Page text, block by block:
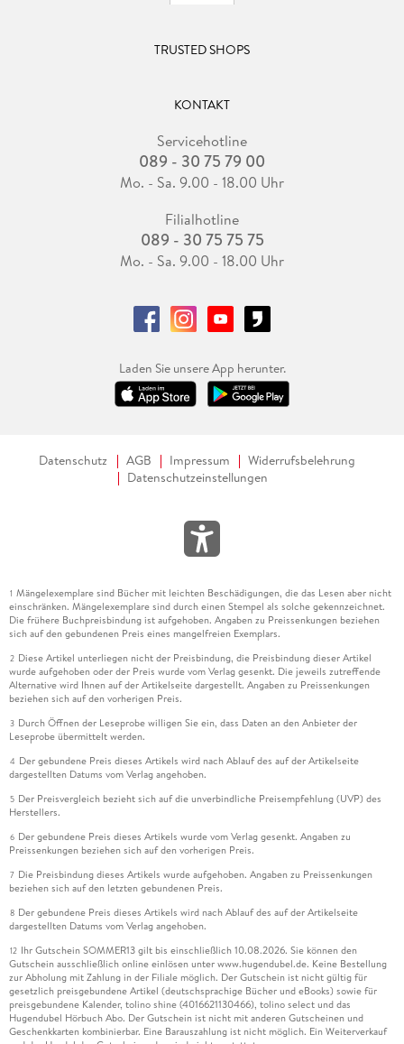
TRUSTED SHOPS
KONTAKT
Servicehotline
089 - 30 75 79 00
Mo. - Sa. 9.00 - 18.00 Uhr
Filialhotline
089 - 30 75 75 75
Mo. - Sa. 9.00 - 18.00 Uhr
Laden Sie unsere App herunter.
Datenschutz AGB Impressum
Widerrufsbelehrung
Datenschutzeinstellungen
1 Mängelexemplare sind Bücher mit leichten Beschädigungen, die das Lesen aber nicht
einschränken. Mängelexemplare sind durch einen Stempel als solche gekennzeichnet.
Die frühere Buchpreisbindung ist aufgehoben. Angaben zu Preissenkungen beziehen
sich auf den gebundenen Preis eines mangelfreien Exemplars.
2 Diese Artikel unterliegen nicht der Preisbindung, die Preisbindung dieser Artikel
wurde aufgehoben oder der Preis wurde vom Verlag gesenkt. Die jeweils zutreffende
Alternative wird Ihnen auf der Artikelseite dargestellt. Angaben zu Preissenkungen
beziehen sich auf den vorherigen Preis.
3 Durch Öffnen der Leseprobe willigen Sie ein, dass Daten an den Anbieter der
Leseprobe übermittelt werden.
4 Der gebundene Preis dieses Artikels wird nach Ablauf des auf der Artikelseite
dargestellten Datums vom Verlag angehoben.
5 Der Preisvergleich bezieht sich auf die unverbindliche Preisempfehlung (UVP) des
Herstellers.
6 Der gebundene Preis dieses Artikels wurde vom Verlag gesenkt. Angaben zu
Preissenkungen beziehen sich auf den vorherigen Preis.
7 Die Preisbindung dieses Artikels wurde aufgehoben. Angaben zu Preissenkungen
beziehen sich auf den letzten gebundenen Preis.
8 Der gebundene Preis dieses Artikels wird nach Ablauf des auf der Artikelseite
dargestellten Datums vom Verlag angehoben.
12 Ihr Gutschein SOMMER13 gilt bis einschließlich 10.08.2026. Sie können den
Gutschein ausschließlich online einlösen unter www.hugendubel.de. Keine Bestellung
zur Abholung mit Zahlung in der Filiale möglich. Der Gutschein ist nicht gültig für
gesetzlich preisgebundene Artikel (deutschsprachige Bücher und eBooks) sowie für
preisgebundene Kalender, tolino shine (4016621130466), tolino select und das
Hugendubel Hörbuch Abo. Der Gutschein ist nicht mit anderen Gutscheinen und
Geschenkkarten kombinierbar. Eine Barauszahlung ist nicht möglich. Ein Weiterverkauf